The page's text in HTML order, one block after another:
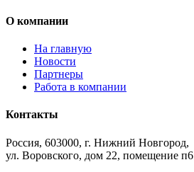
О компании
На главную
Новости
Партнеры
Работа в компании
Контакты
Россия, 603000, г. Нижний Новгород,
ул. Воровского, дом 22, помещение п6